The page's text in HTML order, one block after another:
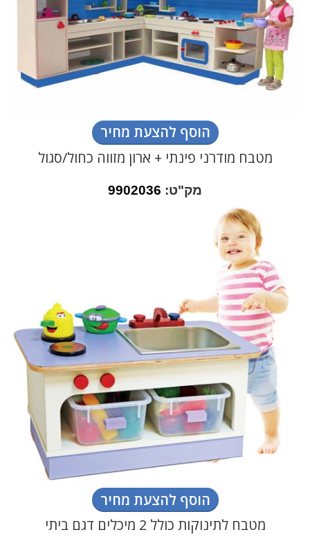
הוסף להצעת מחיר
מטבח מודרני פינתי + ארון מזווה כחול/סגול
מק"ט: 9902036
הוסף להצעת מחיר
מטבח לתינוקות כולל 2 מיכלים דגם ביתי